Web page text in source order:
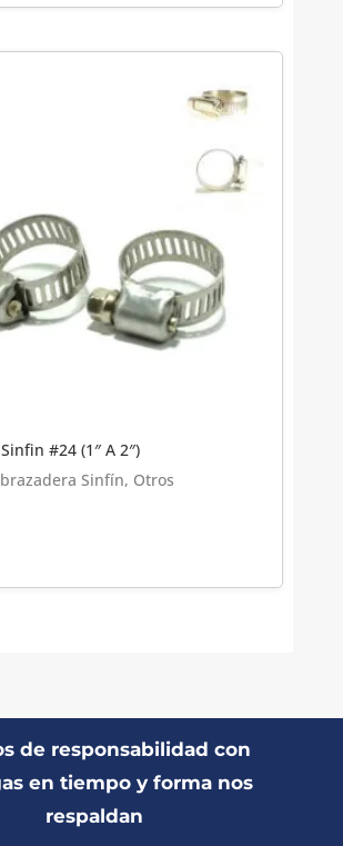
#24 (1″ A 2″)
Sinfín, Otros
de responsabilidad con
en tiempo y forma nos
respaldan